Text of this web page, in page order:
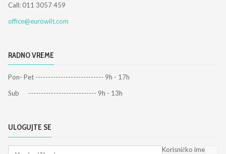
Call: 011 3057 459
office@eurowilt.com
RADNO VREME
Pon- Pet --------------------------- 9h - 17h
Sub --------------------------- 9h - 13h
ULOGUJTE SE
Korisničko ime